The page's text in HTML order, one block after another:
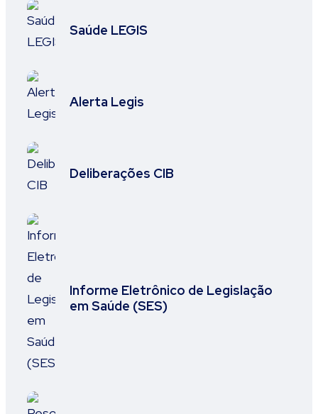
Saúde LEGIS
Alerta Legis
Deliberações CIB
Informe Eletrônico de Legislação
em Saúde (SES)